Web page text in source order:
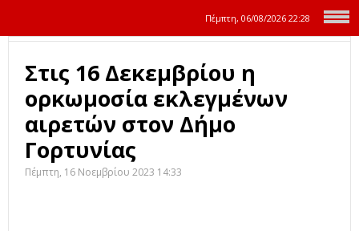
Πέμπτη, 06/08/2026 22:28
Στις 16 Δεκεμβρίου η
ορκωμοσία εκλεγμένων
αιρετών στον Δήμο
Γορτυνίας
Πέμπτη, 16 Νοεμβρίου 2023 14:33